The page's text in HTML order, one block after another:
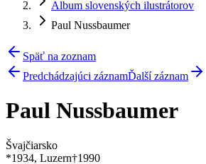
Album slovenských ilustrátorov
Paul Nussbaumer
Späť na zoznam
Predchádzajúci záznamĎalší záznam
Paul Nussbaumer
Švajčiarsko
*1934, Luzern†1990